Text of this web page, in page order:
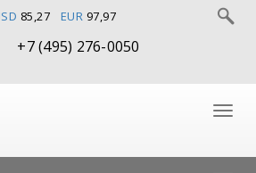
85,27 EUR 97,97
+7 (495) 276-0050